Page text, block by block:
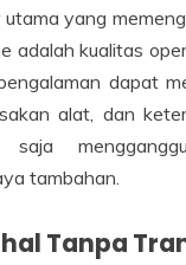
yang
adalah kualitas
dapat
alat, dan
tambahan.
Tanpa